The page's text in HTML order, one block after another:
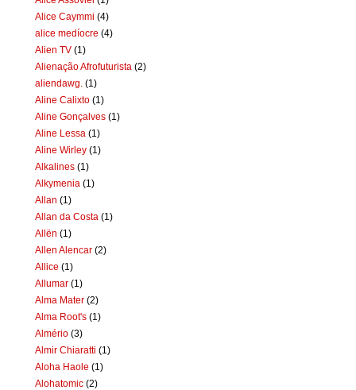
Alice Caymmi (4)
alice medíocre (4)
Alien TV (1)
Alienação Afrofuturista (2)
aliendawg. (1)
Aline Calixto (1)
Aline Gonçalves (1)
Aline Lessa (1)
Aline Wirley (1)
Alkalines (1)
Alkymenia (1)
Allan (1)
Allan da Costa (1)
Allën (1)
Allen Alencar (2)
Allice (1)
Allumar (1)
Alma Mater (2)
Alma Root's (1)
Almério (3)
Almir Chiaratti (1)
Aloha Haole (1)
Alohatomic (2)